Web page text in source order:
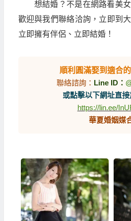
想結婚？不是在網路看美
歡迎與我們聯絡洽詢，立即到
立即擁有伴侶、立即結婚！
順利圓滿娶到適合
聯絡諮詢： Line ID：
或點擊以下網址直接
https://lin.ee/
華夏婚姻媒